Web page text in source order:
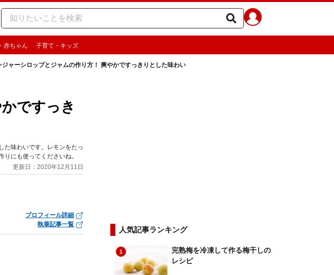
赤ちゃん 子育て・キッズ
ジャーシロップとジャムの作り方！ 爽やかですっきりとした味わい
ですっき
た味わいです。レモンをたっ
にも使ってくださいね。
更新日：2020年12月11日
プロフィール詳細
執筆記事一覧
人気記事ランキング
1
完熟梅を冷凍して作る梅干しの
レシピ